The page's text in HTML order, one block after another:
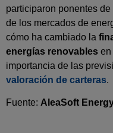
participaron ponentes
de los mercados de
cómo ha cambiado la
energías renovables en
importancia de las
valoración de carteras.
Fuente: AleaSoft